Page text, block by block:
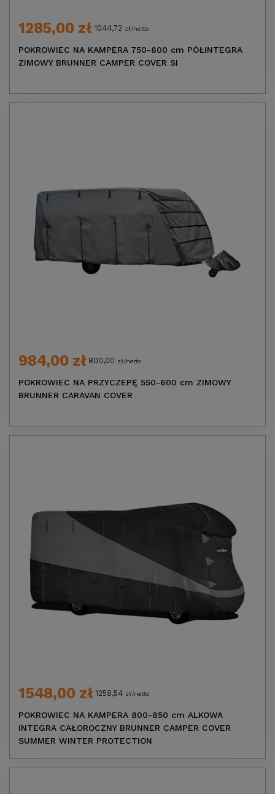
1285,00 zł 1044,72 zł/netto
POKROWIEC NA KAMPERA 750-800 cm PÓŁINTEGRA
ZIMOWY BRUNNER CAMPER COVER SI
984,00 zł 800,00 zł/netto
POKROWIEC NA PRZYCZEPĘ 550-600 cm ZIMOWY
BRUNNER CARAVAN COVER
1548,00 zł 1258,54 zł/netto
POKROWIEC NA KAMPERA 800-850 cm ALKOWA
INTEGRA CAŁOROCZNY BRUNNER CAMPER COVER
SUMMER WINTER PROTECTION